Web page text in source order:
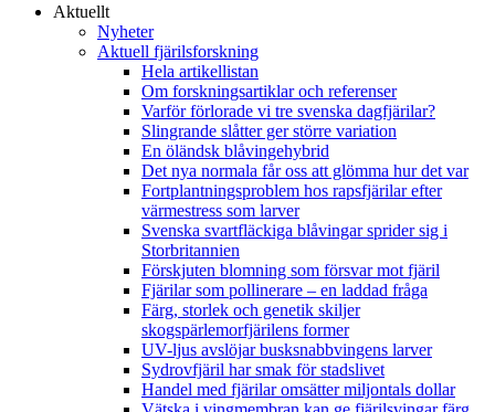
Aktuellt
Nyheter
Aktuell fjärilsforskning
Hela artikellistan
Om forskningsartiklar och referenser
Varför förlorade vi tre svenska dagfjärilar?
Slingrande slåtter ger större variation
En öländsk blåvingehybrid
Det nya normala får oss att glömma hur det var
Fortplantningsproblem hos rapsfjärilar efter
värmestress som larver
Svenska svartfläckiga blåvingar sprider sig i
Storbritannien
Förskjuten blomning som försvar mot fjäril
Fjärilar som pollinerare – en laddad fråga
Färg, storlek och genetik skiljer
skogspärlemorfjärilens former
UV-ljus avslöjar busksnabbvingens larver
Sydrovfjäril har smak för stadslivet
Handel med fjärilar omsätter miljontals dollar